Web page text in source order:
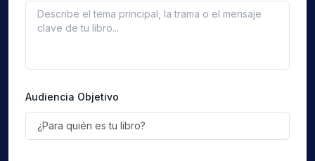
Audiencia Objetivo
¿Para quién es tu libro?